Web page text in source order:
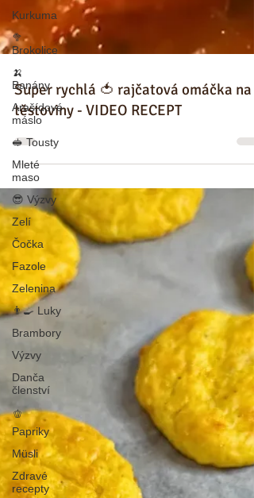
Kurkuma
🥦
Brokolice
🍌
Banány
Arašídové
máslo
🥪 Tousty
Mleté
maso
😎 Výzvy
Zelí
Čočka
Fazole
Zelenina
👨‍🍳 Luky
Brambory
Výzvy
Danča
členství
🫑
Papriky
Müsli
Zdravé
recepty
Super rychlá 🍅 rajčatová omáčka na
těstoviny - VIDEO RECEPT